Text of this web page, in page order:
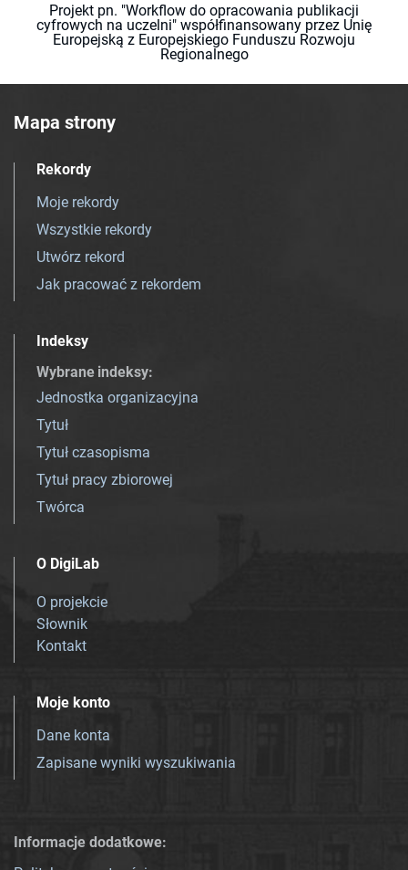
Projekt pn. "Workflow do opracowania publikacji
cyfrowych na uczelni" współfinansowany przez Unię
Europejską z Europejskiego Funduszu Rozwoju
Regionalnego
Mapa strony
Rekordy
Moje rekordy
Wszystkie rekordy
Utwórz rekord
Jak pracować z rekordem
Indeksy
Wybrane indeksy:
Jednostka organizacyjna
Tytuł
Tytuł czasopisma
Tytuł pracy zbiorowej
Twórca
O DigiLab
O projekcie
Słownik
Kontakt
Moje konto
Dane konta
Zapisane wyniki wyszukiwania
Informacje dodatkowe: